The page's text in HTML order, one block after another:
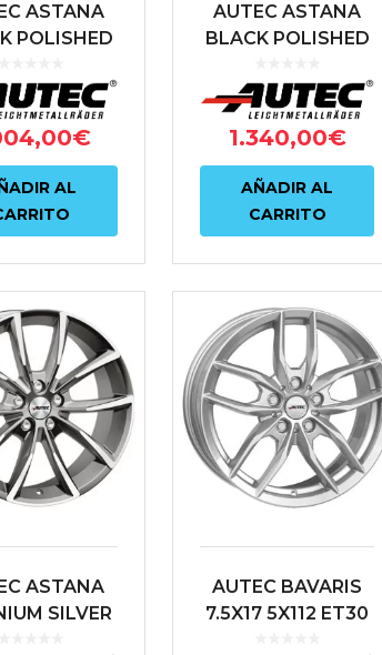
ASTANA
POLISHED
NEGRO
€
AL
AUTEC ASTANA
BLACK POLISHED
70 NEGRO
1.340,00€
AÑADIR AL
CARRITO
ASTANA
SILVER
AUTEC BAVARIS
7.5X17 5X112 ET30